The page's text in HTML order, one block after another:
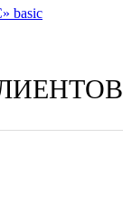
basic